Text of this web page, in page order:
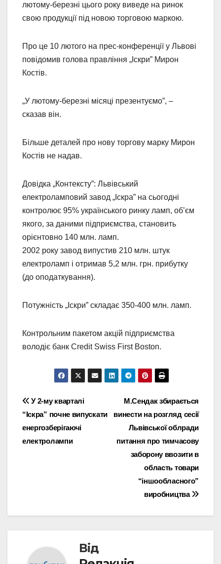
лютому-березні цього року виведе на ринок
свою продукції під новою торговою маркою.
Про це 10 лютого на прес-конференції у Львові
повідомив голова правління „Іскри” Мирон
Костів.
„У лютому-березні місяці презентуємо”, –
сказав він.
Більше деталей про нову торгову марку Мирон
Костів не надав.
Довідка „Контексту”: Львівський
електроламповий завод „Іскра” на сьогодні
контролює 95% українського ринку ламп, об’єм
якого, за даними підприємства, становить
орієнтовно 140 млн. ламп.
2002 року завод випустив 210 млн. штук
електроламп і отримав 5,2 млн. грн. прибутку
(до оподаткування).
Потужність „Іскри” складає 350-400 млн. ламп.
Контрольним пакетом акцій підприємства
володіє банк Credit Swiss First Boston.
Навігація
записів
М.Сендак збирається
винести на розгляд сесії
Львівської облради
питання про тимчасову
заборону ввозити в
область товари
“іншообласного”
виробництва
У 2-му кварталі
“Іскра” почне випускати
енергозберігаючі
електролампи
Від